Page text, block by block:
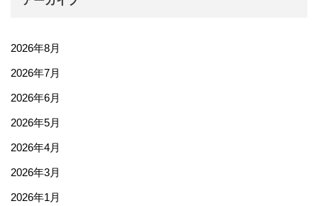
2026年8月
2026年7月
2026年6月
2026年5月
2026年4月
2026年3月
2026年1月